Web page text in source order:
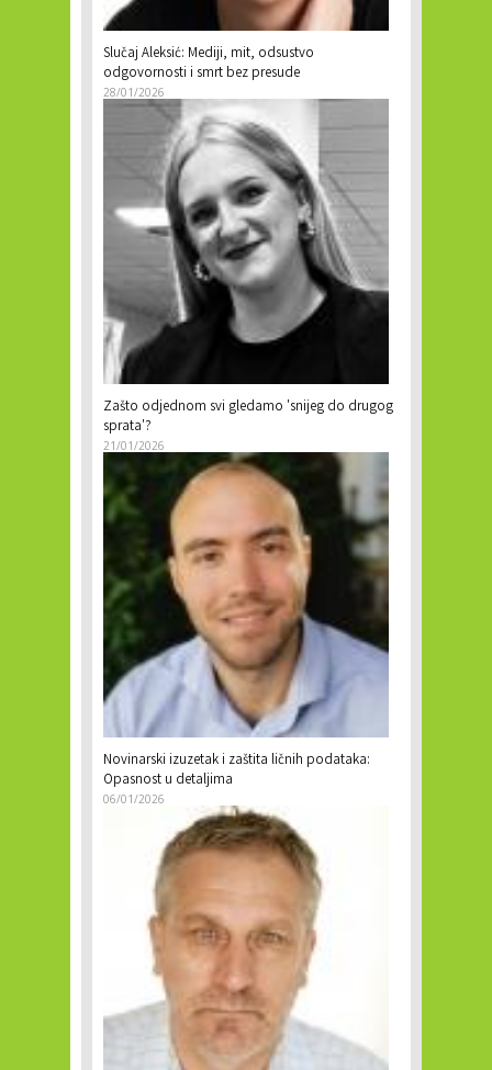
Slučaj Aleksić: Mediji, mit, odsustvo
odgovornosti i smrt bez presude
28/01/2026
Zašto odjednom svi gledamo 'snijeg do drugog
sprata'?
21/01/2026
Novinarski izuzetak i zaštita ličnih podataka:
Opasnost u detaljima
06/01/2026